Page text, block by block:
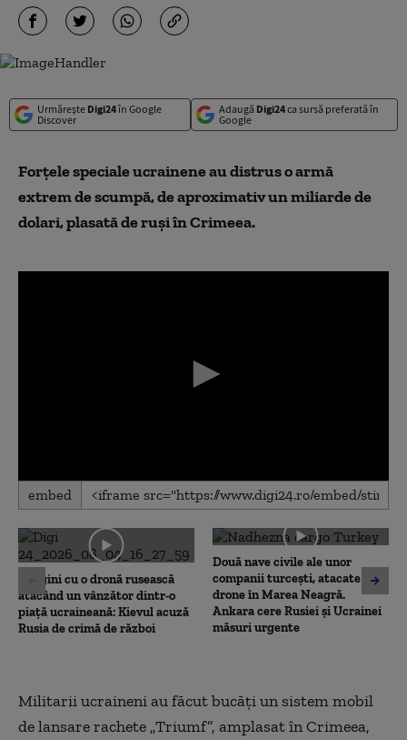
Urmărește Digi24în Google
Discover
Adaugă Digi24ca sursă preferată în
Google
Forțele speciale ucrainene au distrus o armă
extrem de scumpă, de aproximativ un miliarde de
dolari, plasată de ruși în Crimeea.
0
seconds
0
seconds
embed
Imagini cu o dronă rusească
atacând un vânzător dintr-o
piață ucraineană: Kievul acuză
Rusia de crimă de război
Două nave civile ale unor
companii turcești, atacate cu
drone în Marea Neagră.
Ankara cere Rusiei și Ucrainei
măsuri urgente
Militarii ucraineni au făcut bucăți un sistem mobil
de lansare rachete „Triumf”, amplasat în Crimeea,